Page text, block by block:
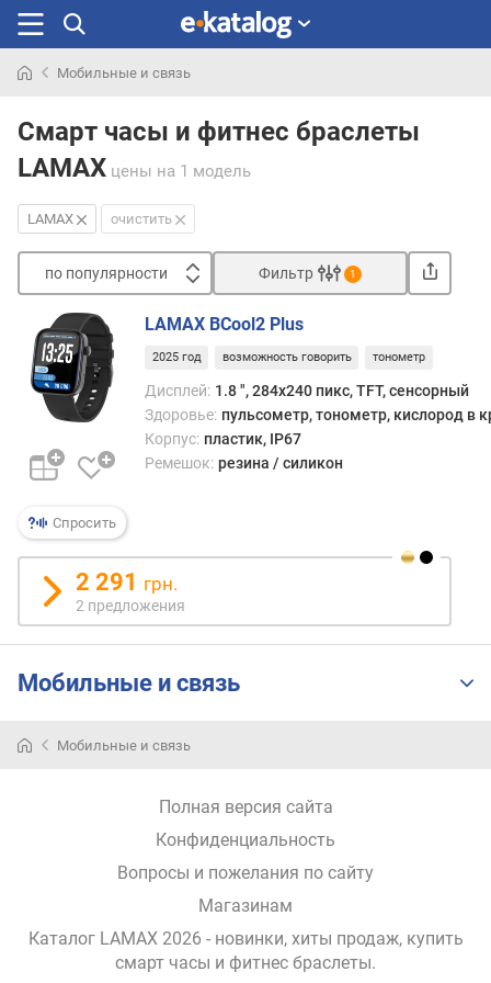
раньше
Мобильные и связь
Смарт часы и фитнес браслеты
LAMAX цены на 1 модель
LAMAX очистить
по популярности
п
о
п
о
у
л
р
н
с
о
е
о
Фильтр 1
Спросить
LAMAX BCool2 Plus
2025 год возможность говорить тонометр
Дисплей: 1.8 ", 284x240 пикс, TFT, сенсорный
Здоровье: пульсометр, тонометр, кислород в
Корпус: пластик, IP67
Ремешок: резина / силикон
2 291 грн.
2 предложения
Мобильные и связь
Мобильные и связь
Полная версия сайта
Конфиденциальность
Вопросы и пожелания по сайту
Магазинам
Каталог LAMAX 2026 - новинки, хиты продаж, купить
смарт часы и фитнес браслеты.